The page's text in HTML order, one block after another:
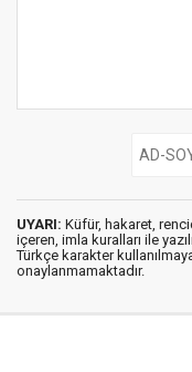
UYARI: Küfür, hakaret,
içeren, imla kuralları ile
Türkçe karakter
onaylanmamaktadır.